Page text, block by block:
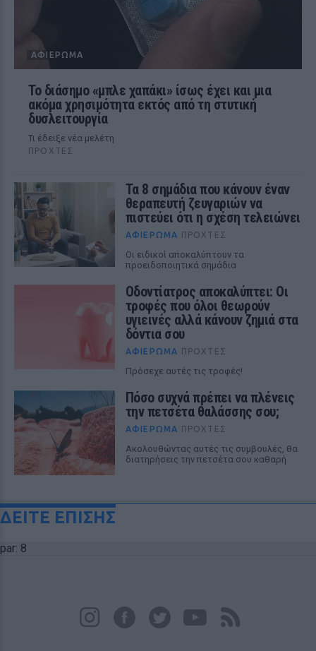
ΑΦΙΈΡΩΜΑ
Το διάσημο «μπλε χαπάκι» ίσως έχει και μια
ακόμα χρησιμότητα εκτός από τη στυτική
δυσλειτουργία
Τι έδειξε νέα μελέτη
ΠΡΟΧΤΈΣ
Τα 8 σημάδια που κάνουν έναν
θεραπευτή ζευγαριών να
πιστεύει ότι η σχέση τελειώνει
ΑΦΙΈΡΩΜΑ ΠΡΟΧΤΈΣ
Οι ειδικοί αποκαλύπτουν τα
προειδοποιητικά σημάδια
Οδοντίατρος αποκαλύπτει: Οι
τροφές που όλοι θεωρούν
υγιεινές αλλά κάνουν ζημιά στα
δόντια σου
ΑΦΙΈΡΩΜΑ ΠΡΟΧΤΈΣ
Πρόσεχε αυτές τις τροφές!
Πόσο συχνά πρέπει να πλένεις
την πετσέτα θαλάσσης σου;
ΑΦΙΈΡΩΜΑ ΠΡΟΧΤΈΣ
Ακολουθώντας αυτές τις συμβουλές, θα
διατηρήσεις την πετσέτα σου καθαρή
ΔΕΙΤΕ ΕΠΙΣΗΣ
par: 8